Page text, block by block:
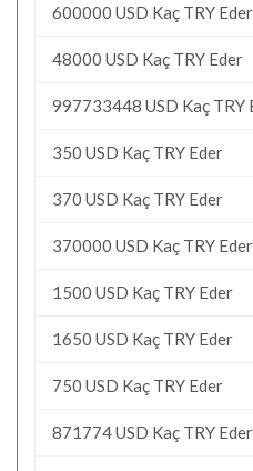
600000 USD Kaç TRY Eder
48000 USD Kaç TRY Eder
997733448 USD Kaç TRY
350 USD Kaç TRY Eder
370 USD Kaç TRY Eder
370000 USD Kaç TRY Eder
1500 USD Kaç TRY Eder
1650 USD Kaç TRY Eder
750 USD Kaç TRY Eder
871774 USD Kaç TRY Eder